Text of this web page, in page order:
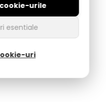
urile
esentiale
uri